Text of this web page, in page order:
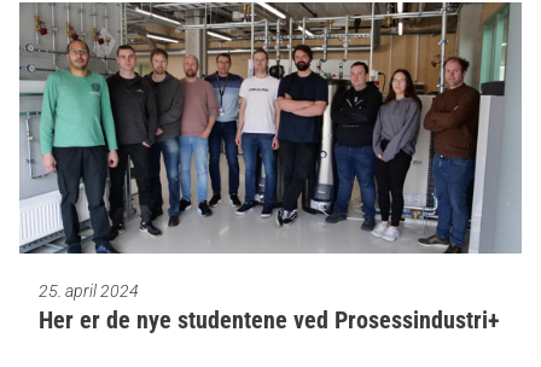
25. april 2024
Her er de nye studentene ved Prosessindustri+